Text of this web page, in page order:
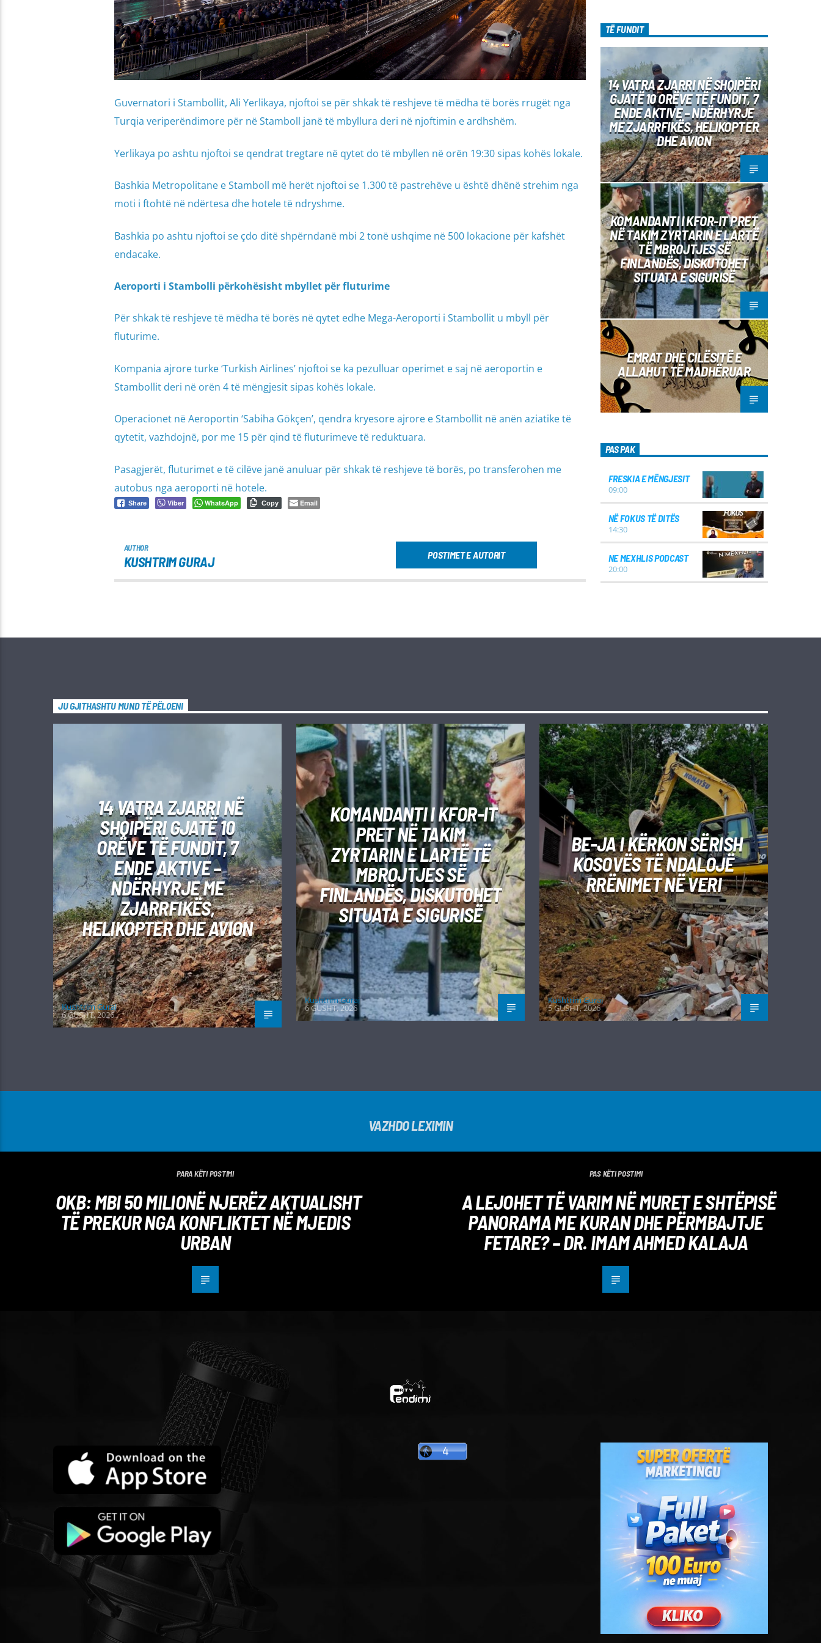
Guvernatori i Stambollit, Ali Yerlikaya, njoftoi se për shkak të reshjeve të mëdha të borës rrugët nga
Turqia veriperëndimore për në Stamboll janë të mbyllura deri në njoftimin e ardhshëm.
Yerlikaya po ashtu njoftoi se qendrat tregtare në qytet do të mbyllen në orën 19:30 sipas kohës lokale.
Bashkia Metropolitane e Stamboll më herët njoftoi se 1.300 të pastrehëve u është dhënë strehim nga
moti i ftohtë në ndërtesa dhe hotele të ndryshme.
Bashkia po ashtu njoftoi se çdo ditë shpërndanë mbi 2 tonë ushqime në 500 lokacione për kafshët
endacake.
Aeroporti i Stambolli përkohësisht mbyllet për fluturime
Për shkak të reshjeve të mëdha të borës në qytet edhe Mega-Aeroporti i Stambollit u mbyll për
fluturime.
Kompania ajrore turke ‘Turkish Airlines’ njoftoi se ka pezulluar operimet e saj në aeroportin e
Stambollit deri në orën 4 të mëngjesit sipas kohës lokale.
Operacionet në Aeroportin ‘Sabiha Gökçen’, qendra kryesore ajrore e Stambollit në anën aziatike të
qytetit, vazhdojnë, por me 15 për qind të fluturimeve të reduktuara.
Pasagjerët, fluturimet e të cilëve janë anuluar për shkak të reshjeve të borës, po transferohen me
autobus nga aeroporti në hotele.
Share Viber WhatsApp Copy Email
AUTHOR
KUSHTRIM GURAJ POSTIMET E AUTORIT
TË FUNDIT
14 VATRA ZJARRI NË SHQIPËRI
GJATË 10 ORËVE TË FUNDIT, 7
ENDE AKTIVE – NDËRHYRJE
ME ZJARRFIKËS, HELIKOPTER
DHE AVION
KOMANDANTI I KFOR-IT PRET
NË TAKIM ZYRTARIN E LARTË
TË MBROJTJES SË
FINLANDËS, DISKUTOHET
SITUATA E SIGURISË
EMRAT DHE CILËSITË E
ALLAHUT TË MADHËRUAR
PAS PAK
FRESKIA E MËNGJESIT
09:00
NË FOKUS TË DITËS
14:30
NE MEXHLIS PODCAST
20:00
JU GJITHASHTU MUND TË PËLQENI
14 VATRA ZJARRI NË
SHQIPËRI GJATË 10
ORËVE TË FUNDIT, 7
ENDE AKTIVE –
NDËRHYRJE ME
ZJARRFIKËS,
HELIKOPTER DHE AVION
Kushtrim Guraj
6 GUSHT, 2026
KOMANDANTI I KFOR-IT
PRET NË TAKIM
ZYRTARIN E LARTË TË
MBROJTJES SË
FINLANDËS, DISKUTOHET
SITUATA E SIGURISË
Kushtrim Guraj
6 GUSHT, 2026
BE-JA I KËRKON SËRISH
KOSOVËS TË NDALOJË
RRËNIMET NË VERI
Kushtrim Guraj
5 GUSHT, 2026
VAZHDO LEXIMIN
PARA KËTI POSTIMI
OKB: MBI 50 MILIONË NJERËZ AKTUALISHT
TË PREKUR NGA KONFLIKTET NË MJEDIS
URBAN
PAS KËTI POSTIMI
A LEJOHET TË VARIM NË MURET E SHTËPISË
PANORAMA ME KURAN DHE PËRMBAJTJE
FETARE? – DR. IMAM AHMED KALAJA